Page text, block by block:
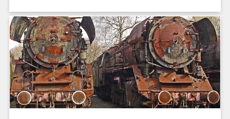
einfacher elektrochemischer Messungen wie der
Linear-Sweep-Voltammetrie (LSV) errechnet
werden.